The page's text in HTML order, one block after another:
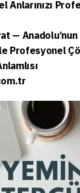
Anlarınızı
—
Profesyonel